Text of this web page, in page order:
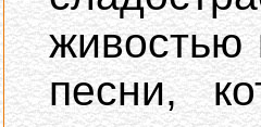
живостью
песни,